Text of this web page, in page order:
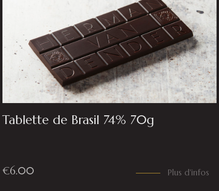
Tablette de Brasil 74% 70g
€6.00 Plus d'infos